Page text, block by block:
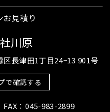
お見積り
川原
長津田1丁目24−13 901号
で確認する
：045-983-2899